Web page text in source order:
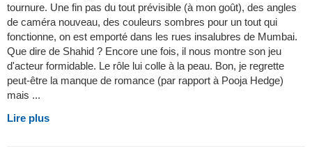
tournure. Une fin pas du tout prévisible (à mon goût), des angles
de caméra nouveau, des couleurs sombres pour un tout qui
fonctionne, on est emporté dans les rues insalubres de Mumbai.
Que dire de Shahid ? Encore une fois, il nous montre son jeu
d'acteur formidable. Le rôle lui colle à la peau. Bon, je regrette
peut-être la manque de romance (par rapport à Pooja Hedge)
mais ...
Lire plus